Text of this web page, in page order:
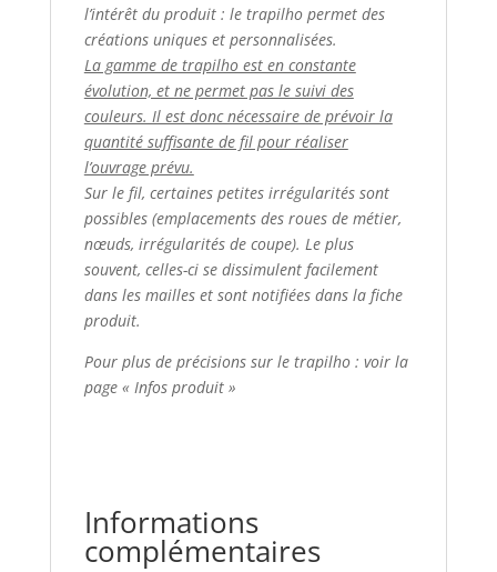
l’intérêt du produit : le trapilho permet des
créations uniques et personnalisées.
La gamme de trapilho est en constante
évolution, et ne permet pas le suivi des
couleurs. Il est donc nécessaire de prévoir la
quantité suffisante de fil pour réaliser
l’ouvrage prévu.
Sur le fil, certaines petites irrégularités sont
possibles (emplacements des roues de métier,
nœuds, irrégularités de coupe). Le plus
souvent, celles-ci se dissimulent facilement
dans les mailles et sont notifiées dans la fiche
produit.
Pour plus de précisions sur le trapilho : voir la
page « Infos produit »
Informations
complémentaires